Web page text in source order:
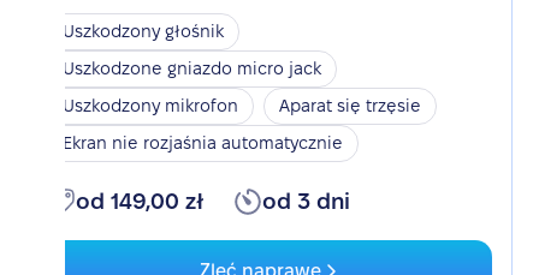
Uszkodzony głośnik
Uszkodzone gniazdo micro jack
Uszkodzony mikrofon
Aparat się trzęsie
Ekran nie rozjaśnia automatycznie
od 149,00 zł od 3 dni
Zleć naprawę